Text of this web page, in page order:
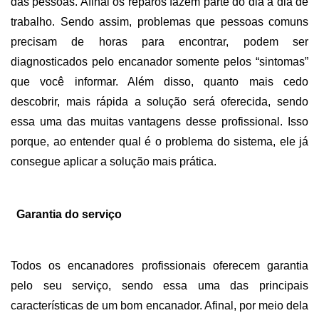
trabalho. Sendo assim, problemas que pessoas comuns
precisam de horas para encontrar, podem ser
diagnosticados pelo encanador somente pelos “sintomas”
que você informar. Além disso, quanto mais cedo
descobrir, mais rápida a solução será oferecida, sendo
essa uma das muitas vantagens desse profissional. Isso
porque, ao entender qual é o problema do sistema, ele já
consegue aplicar a solução mais prática.
Garantia do serviço
Todos os encanadores profissionais oferecem garantia
pelo seu serviço, sendo essa uma das principais
características de um bom encanador. Afinal, por meio dela